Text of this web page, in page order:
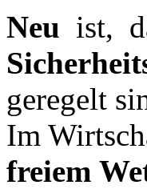
Neu ist,
geregelt
Im
freiem